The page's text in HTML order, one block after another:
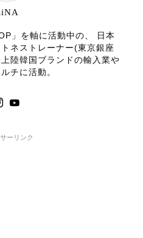
」を軸に活動中の、 日本
ネストレーナー(東京銀座
陸韓国ブランドの輸入業や
チに活動。
ーリンク